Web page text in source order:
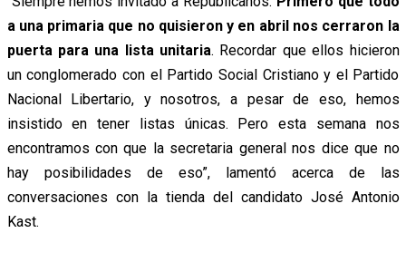
a una primaria que no quisieron y en abril nos cerraron la
puerta para una lista unitaria. Recordar que ellos hicieron
un conglomerado con el Partido Social Cristiano y el Partido
Nacional Libertario, y nosotros, a pesar de eso, hemos
insistido en tener listas únicas. Pero esta semana nos
encontramos con que la secretaria general nos dice que no
hay posibilidades de eso”, lamentó acerca de las
conversaciones con la tienda del candidato José Antonio
Kast.